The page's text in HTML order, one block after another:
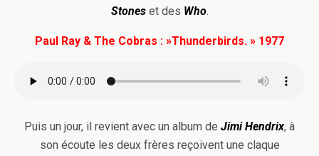
Stoneset des Who.
Paul Ray & The Cobras : »Thunderbirds. » 1977
Puis un jour, il revient avec un album de Jimi Hendrix, à
son écoute les deux frères reçoivent une claque